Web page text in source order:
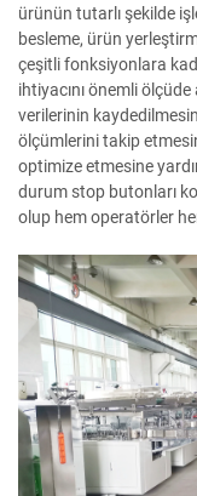
ürünün tutarlı şekilde
besleme, ürün
çeşitli fonksiyonlara
ihtiyacını önemli
verilerinin
ölçümlerini takip
optimize etmesine
durum stop butonları
olup hem operatörler